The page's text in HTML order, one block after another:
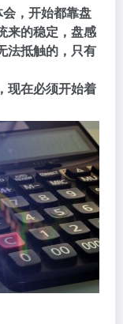
，开始都靠盘
来的稳定，盘感
法抵触的，只有
现在必须开始着